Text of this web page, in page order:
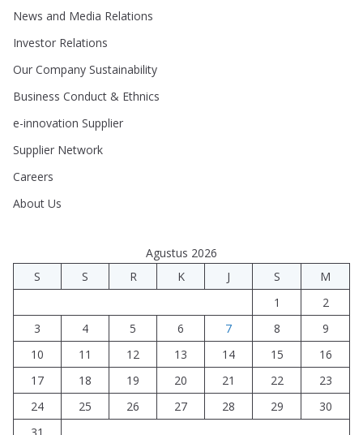
News and Media Relations
Investor Relations
Our Company Sustainability
Business Conduct & Ethnics
e-innovation Supplier
Supplier Network
Careers
About Us
Agustus 2026
S
S R K J S
M
1
2
3
4 5 6 7 8
9
10
11 12 13 14 15
16
17
18 19 20 21 22
23
24
25 26 27 28 29
30